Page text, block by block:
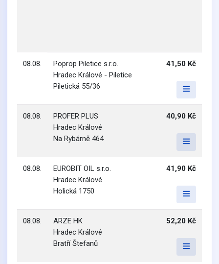
08.08.
Poprop Piletice s.r.o.
Hradec Králové - Piletice
Piletická 55/36
41,50 Kč
08.08.
PROFER PLUS
Hradec Králové
Na Rybárně 464
40,90 Kč
08.08.
EUROBIT OIL s.r.o.
Hradec Králové
Holická 1750
41,90 Kč
08.08.
ARZE HK
Hradec Králové
Bratří Štefanů
52,20 Kč